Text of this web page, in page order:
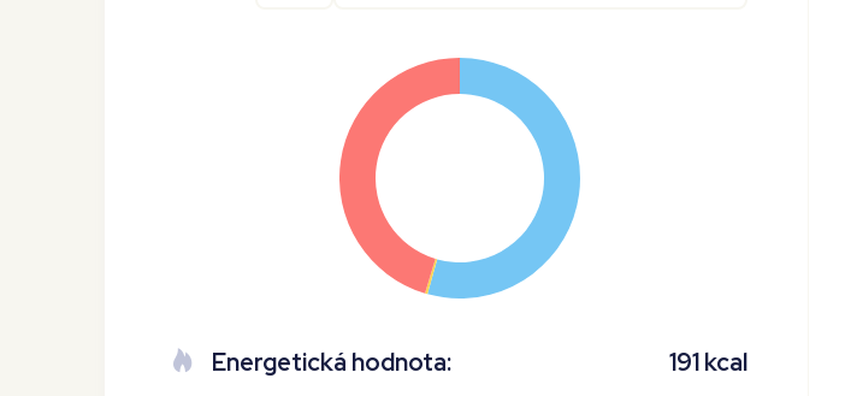
Energetická hodnota: 191 kcal